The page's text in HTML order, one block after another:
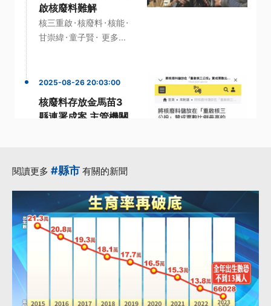
啟核廢料難解
核三重啟·核廢料·核能·
甘崇緯·童子賢 · 更多...
2025-08-26 20:03:00
核廢料存放金馬苗3
縣連署成案 主管機關
同意票·提案·更多...
閱讀更多 #縣市 有關的新聞